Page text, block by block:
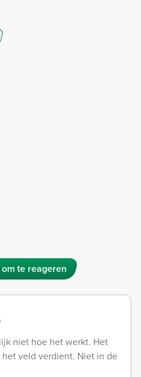
te reageren
niet hoe het werkt. Het
veld verdient. Niet in de